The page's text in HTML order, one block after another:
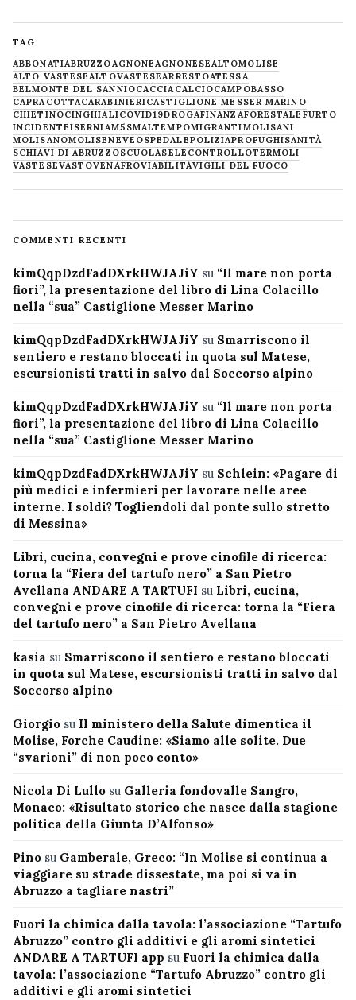
TAG
ABBONATIABRUZZOAGNONEAGNONESEALTOMOLISE
ALTO VASTESEALTOVASTESEARRESTOATESSA
BELMONTE DEL SANNIOCACCIACALCIOCAMPOBASSO
CAPRACOTTACARABINIERICASTIGLIONE MESSER MARINO
CHIETINOCINGHIALICOVID19DROGAFINANZAFORESTALE FURTO
INCIDENTEISERNIAM5SMALTEMPOMIGRANTIMOLISANI
MOLISANOMOLISENEVE OSPEDALEPOLIZIAPROFUGHISANITÀ
SCHIAVI DI ABRUZZOSCUOLASELECONTROLLOTERMOLI
VASTESEVASTOVENAFROVIABILITÀVIGILI DEL FUOCO
COMMENTI RECENTI
kimQqpDzdFadDXrkHWJAJiY su “Il mare non porta
fiori”, la presentazione del libro di Lina Colacillo
nella “sua” Castiglione Messer Marino
kimQqpDzdFadDXrkHWJAJiY su Smarriscono il
sentiero e restano bloccati in quota sul Matese,
escursionisti tratti in salvo dal Soccorso alpino
kimQqpDzdFadDXrkHWJAJiY su “Il mare non porta
fiori”, la presentazione del libro di Lina Colacillo
nella “sua” Castiglione Messer Marino
kimQqpDzdFadDXrkHWJAJiY su Schlein: «Pagare di
più medici e infermieri per lavorare nelle aree
interne. I soldi? Togliendoli dal ponte sullo stretto
di Messina»
Libri, cucina, convegni e prove cinofile di ricerca:
torna la “Fiera del tartufo nero” a San Pietro
Avellana ANDARE A TARTUFI su Libri, cucina,
convegni e prove cinofile di ricerca: torna la “Fiera
del tartufo nero” a San Pietro Avellana
kasia su Smarriscono il sentiero e restano bloccati
in quota sul Matese, escursionisti tratti in salvo dal
Soccorso alpino
Giorgio su Il ministero della Salute dimentica il
Molise, Forche Caudine: «Siamo alle solite. Due
“svarioni” di non poco conto»
Nicola Di Lullo su Galleria fondovalle Sangro,
Monaco: «Risultato storico che nasce dalla stagione
politica della Giunta D’Alfonso»
Pino su Gamberale, Greco: “In Molise si continua a
viaggiare su strade dissestate, ma poi si va in
Abruzzo a tagliare nastri”
Fuori la chimica dalla tavola: l’associazione “Tartufo
Abruzzo” contro gli additivi e gli aromi sintetici
ANDARE A TARTUFI app su Fuori la chimica dalla
tavola: l’associazione “Tartufo Abruzzo” contro gli
additivi e gli aromi sintetici